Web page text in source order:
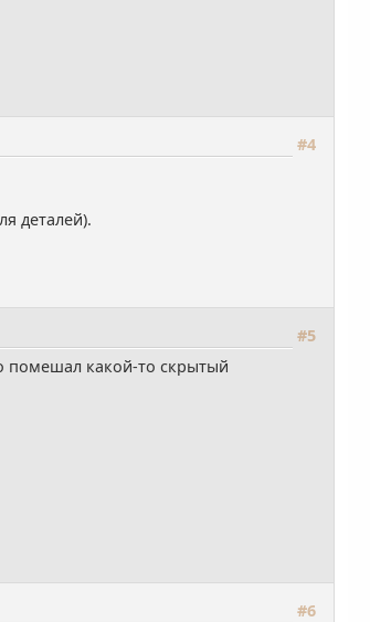
#4
деталей).
#5
помешал какой-то скрытый
#6